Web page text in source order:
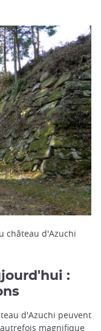
château d'Azuchi
:
d'Azuchi peuvent
magnifique